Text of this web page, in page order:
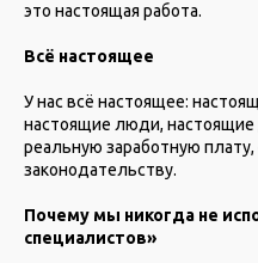
это настоящая работа.
Всё настоящее
У нас всё настоящее:
настоящие люди,
реальную заработную
законодательству.
Почему мы никогда не
специалистов»